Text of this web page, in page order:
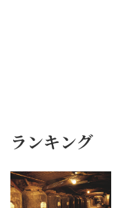
ランキング